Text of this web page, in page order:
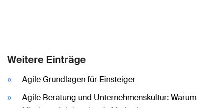
Weitere Einträge
Agile Grundlagen für Einsteiger
Agile Beratung und Unternehmenskultur: Warum